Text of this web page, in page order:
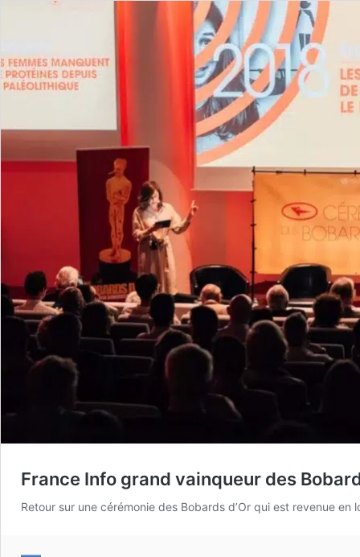
France Info grand vainqueur des
Retour sur une cérémonie des Bobards d’Or qui est revenue